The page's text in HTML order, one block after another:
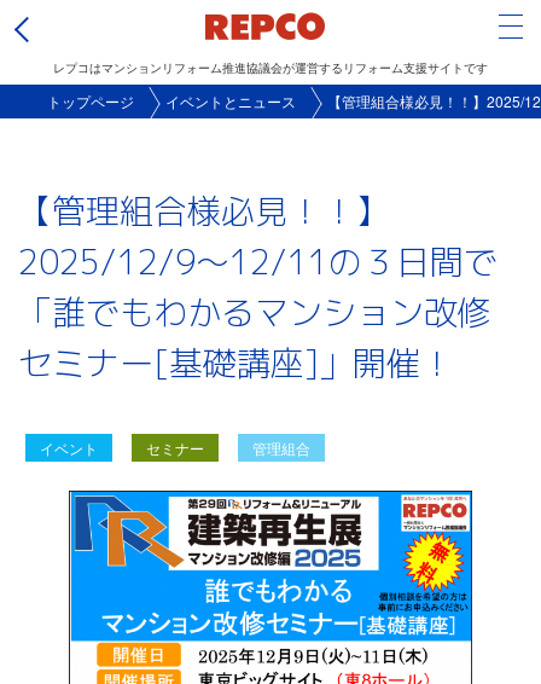
レプコはマンションリフォーム推進協議会が運営するリフォーム支援サイトです
トップページ イベントとニュース 【管理組合様必見！！】2025/
【管理組合様必見！！】
2025/12/9～12/11の３日間で
「誰でもわかるマンション改修
セミナー[基礎講座]」開催！
イベント セミナー 管理組合